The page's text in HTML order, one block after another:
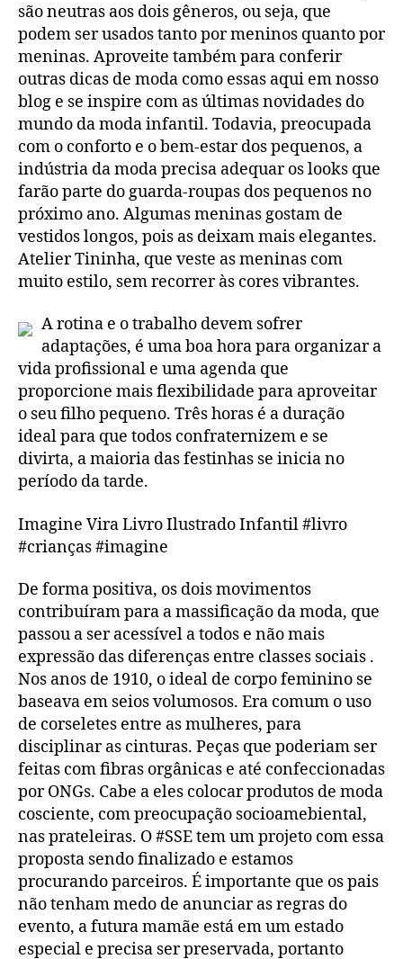
são neutras aos dois gêneros, ou seja, que
podem ser usados tanto por meninos quanto por
meninas. Aproveite também para conferir
outras dicas de moda como essas aqui em nosso
blog e se inspire com as últimas novidades do
mundo da moda infantil. Todavia, preocupada
com o conforto e o bem-estar dos pequenos, a
indústria da moda precisa adequar os looks que
farão parte do guarda-roupas dos pequenos no
próximo ano. Algumas meninas gostam de
vestidos longos, pois as deixam mais elegantes.
Atelier Tininha, que veste as meninas com
muito estilo, sem recorrer às cores vibrantes.
A rotina e o trabalho devem sofrer
adaptações, é uma boa hora para organizar a
vida profissional e uma agenda que
proporcione mais flexibilidade para aproveitar
o seu filho pequeno. Três horas é a duração
ideal para que todos confraternizem e se
divirta, a maioria das festinhas se inicia no
período da tarde.
Imagine Vira Livro Ilustrado Infantil #livro
#crianças #imagine
De forma positiva, os dois movimentos
contribuíram para a massificação da moda, que
passou a ser acessível a todos e não mais
expressão das diferenças entre classes sociais .
Nos anos de 1910, o ideal de corpo feminino se
baseava em seios volumosos. Era comum o uso
de corseletes entre as mulheres, para
disciplinar as cinturas. Peças que poderiam ser
feitas com fibras orgânicas e até confeccionadas
por ONGs. Cabe a eles colocar produtos de moda
cosciente, com preocupação socioamebiental,
nas prateleiras. O #SSE tem um projeto com essa
proposta sendo finalizado e estamos
procurando parceiros. É importante que os pais
não tenham medo de anunciar as regras do
evento, a futura mamãe está em um estado
especial e precisa ser preservada, portanto